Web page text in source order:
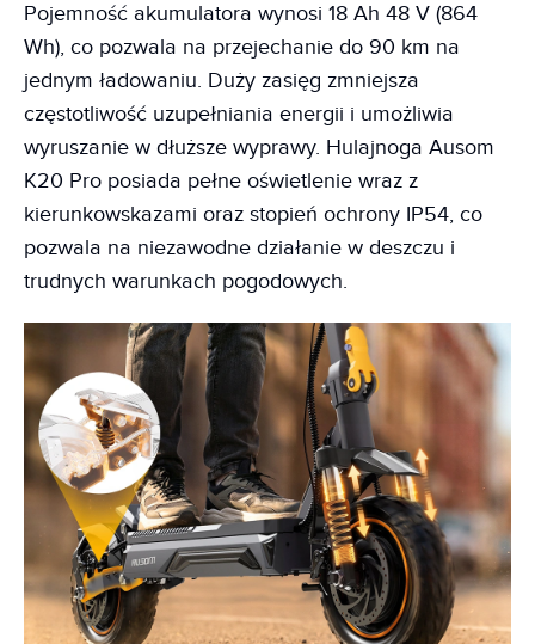
Pojemność akumulatora wynosi 18 Ah 48 V (864
Wh), co pozwala na przejechanie do 90 km na
jednym ładowaniu. Duży zasięg zmniejsza
częstotliwość uzupełniania energii i umożliwia
wyruszanie w dłuższe wyprawy. Hulajnoga Ausom
K20 Pro posiada pełne oświetlenie wraz z
kierunkowskazami oraz stopień ochrony IP54, co
pozwala na niezawodne działanie w deszczu i
trudnych warunkach pogodowych.